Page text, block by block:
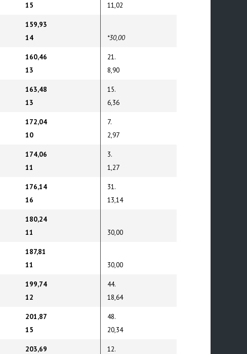
15
11,02
159,93
14
*30,00
160,46
13
21.
8,90
163,48
13
15.
6,36
172,04
10
7.
2,97
174,06
11
3.
1,27
176,14
16
31.
13,14
180,24
11
30,00
187,81
11
30,00
199,74
12
44.
18,64
201,87
15
48.
20,34
203,69
12.